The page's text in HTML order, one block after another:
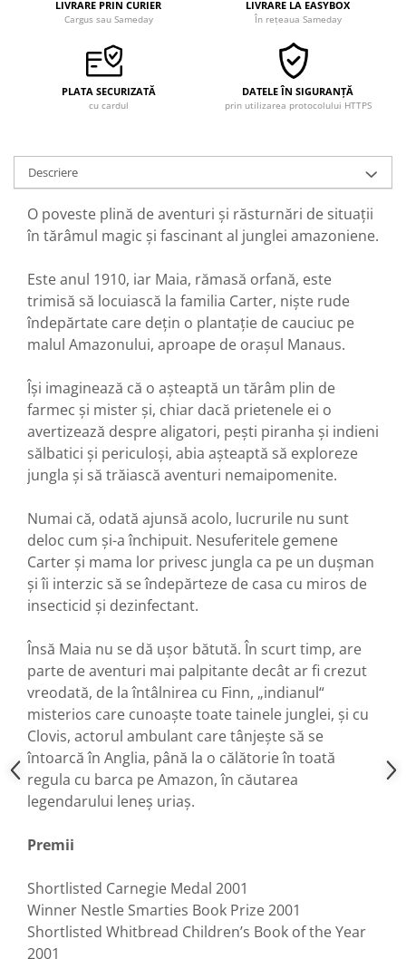
LIVRARE PRIN CURIER
Cargus sau Sameday
LIVRARE LA EASYBOX
În rețeaua Sameday
PLATA SECURIZATĂ
cu cardul
DATELE ÎN SIGURANȚĂ
prin utilizarea protocolului HTTPS
Descriere
O poveste plină de aventuri și răsturnări de situații
în tărâmul magic și fascinant al junglei amazoniene.
Este anul 1910, iar Maia, rămasă orfană, este
trimisă să locuiască la familia Carter, niște rude
îndepărtate care dețin o plantație de cauciuc pe
malul Amazonului, aproape de orașul Manaus.
Își imaginează că o așteaptă un tărâm plin de
farmec și mister și, chiar dacă prietenele ei o
avertizează despre aligatori, pești piranha și indieni
sălbatici și periculoși, abia așteaptă să exploreze
jungla și să trăiască aventuri nemaipomenite.
Numai că, odată ajunsă acolo, lucrurile nu sunt
deloc cum și-a închipuit. Nesuferitele gemene
Carter și mama lor privesc jungla ca pe un dușman
și îi interzic să se îndepărteze de casa cu miros de
insecticid și dezinfectant.
Însă Maia nu se dă ușor bătută. În scurt timp, are
parte de aventuri mai palpitante decât ar fi crezut
vreodată, de la întâlnirea cu Finn, „indianul“
misterios care cunoaște toate tainele junglei, și cu
Clovis, actorul ambulant care tânjește să se
întoarcă în Anglia, până la o călătorie în toată
regula cu barca pe Amazon, în căutarea
legendarului leneș uriaș.
Premii
Shortlisted Carnegie Medal 2001
Winner Nestle Smarties Book Prize 2001
Shortlisted Whitbread Children’s Book of the Year
2001